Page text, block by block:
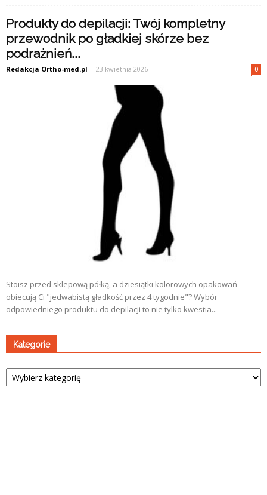
Produkty do depilacji: Twój kompletny
przewodnik po gładkiej skórze bez
podrażnień...
Redakcja Ortho-med.pl - 23 kwietnia 2026 0
Stoisz przed sklepową półką, a dziesiątki kolorowych opakowań
obiecują Ci "jedwabistą gładkość przez 4 tygodnie"? Wybór
odpowiedniego produktu do depilacji to nie tylko kwestia...
Kategorie
Kategorie